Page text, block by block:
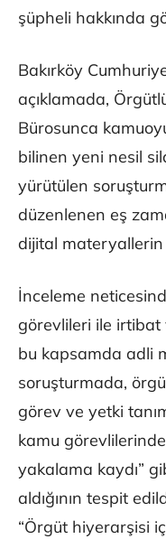
şüpheli hakkında
Bakırköy
açıklamada,
Bürosunca
bilinen yeni nesil
yürütülen
düzenlenen eş
dijital
İnceleme
görevlileri ile
bu kapsamda adli
soruşturmada,
görev ve yetki
kamu
yakalama kaydı”
aldığının tespit
“Örgüt hiyerarşisi